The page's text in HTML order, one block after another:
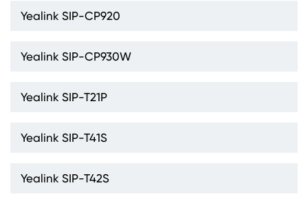
Yealink SIP-CP920
Yealink SIP-CP930W
Yealink SIP-T21P
Yealink SIP-T41S
Yealink SIP-T42S